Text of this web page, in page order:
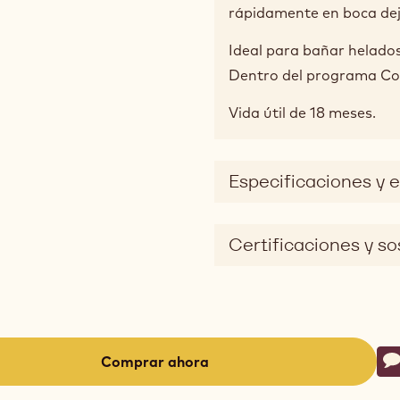
rápidamente en boca
Ideal para bañar
Dentro del programa
Vida útil de 18 meses.
Especificaciones y
Certificaciones y
Comprar ahora
(opens
-